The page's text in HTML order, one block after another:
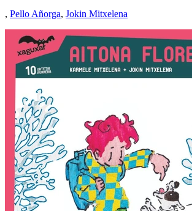
, Pello Añorga, Jokin Mitxelena